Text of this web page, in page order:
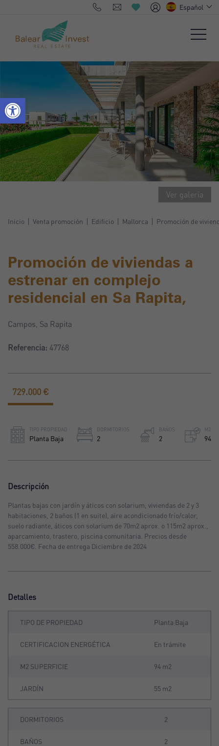
Español
Ver galeria
Inicio Venta promoción Edificio Mallorca Promoción de
Promoción de viviendas a
estrenar en complejo
residencial en Sa Rapita,
Campos, Sa Rapita
Referencia: 47768
TIPO PROPIEDAD
Planta Baja
DORMITORIOS
2
BAÑOS
2
M2
94
729.000 €
Descripción
Plantas bajas con jardín y áticos con solarium, viviendas de 2 y 3
habitaciones, 2 baños (1 en suite), aire acondicionado frío/calor,
suelo radiante, áticos con solarium de 70m2 aprox. o 115m2 aprox.,
aparcamiento, trastero, piscina comunitaria. Precios desde
558.000€. Fecha de entrega Diciembre de 2024
Detalles
TIPO DE PROPIEDAD Planta Baja
CERTIFICACION ENERGÉTICA En trámite
M2 SUPERFICIE 94 m2
JARDÍN 55 m2
DORMITORIOS 2
BAÑOS 2